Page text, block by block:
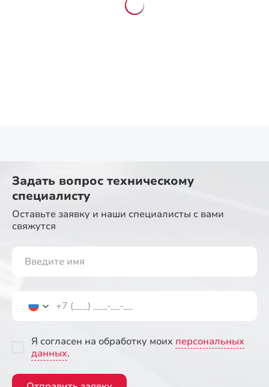
Задать вопрос техническому
специалисту
Оставьте заявку и наши специалисты с вами
свяжутся
Я согласен на обработку моих персональных
данных.